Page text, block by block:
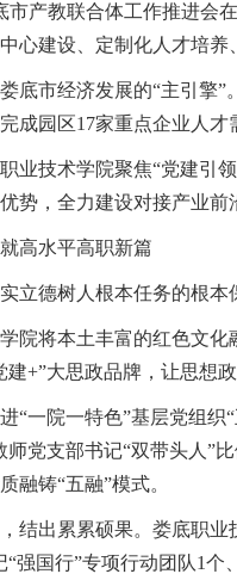
市产教联合体工作推进会
心建设、定制化人才培
底市经济发展的“主引擎
成园区17家重点企业人
业技术学院聚焦“党建引
势，全力建设对接产业前
高水平高职新篇
立德树人根本任务的根
院将本土丰富的红色文
建+”大思政品牌，让思想
“一院一特色”基层党组
师党支部书记“双带头人”
融铸“五融”模式。
结出累累硕果。娄底职
“强国行”专项行动团队1个